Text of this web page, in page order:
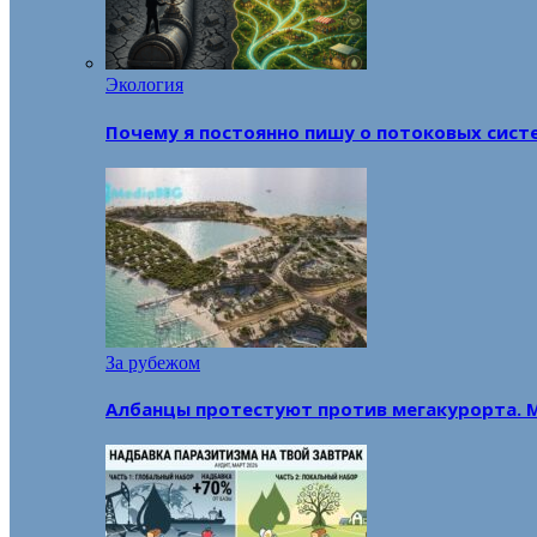
Экология
Почему я постоянно пишу о потоковых
За рубежом
Албанцы протестуют против мегакурорта.